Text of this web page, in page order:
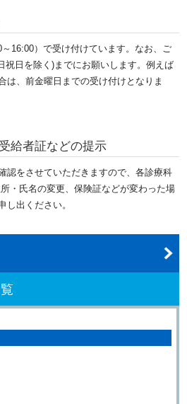
16:00）で受け付けています。なお、ご
祝日を除く)までにお願いします。例えば
は、前金曜日までの受け付けとなりま
給者証などの提示
認をさせていただきますので、各診療科
・氏名の変更、保険証などが変わった場
し出ください。